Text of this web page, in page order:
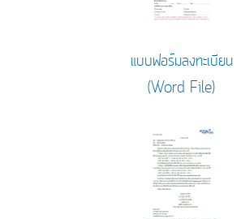
แบบฟอร์มลงทะเบียน
(Word File)